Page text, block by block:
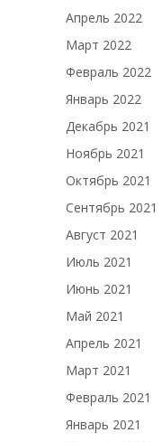
Апрель 2022
Март 2022
Февраль 2022
Январь 2022
Декабрь 2021
Ноябрь 2021
Октябрь 2021
Сентябрь 2021
Август 2021
Июль 2021
Июнь 2021
Май 2021
Апрель 2021
Март 2021
Февраль 2021
Январь 2021